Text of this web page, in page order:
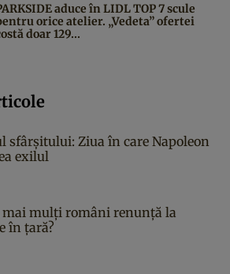
aduce în LIDL TOP 7 scule
orice atelier. „Vedeta” ofertei
doar 129...
sfârşitului: Ziua în care Napoleon
exilul
mai mulți români renunță la
în țară?